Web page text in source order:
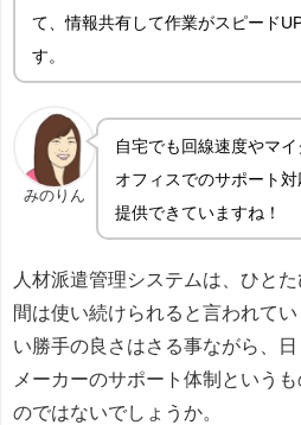
て、情報共有して作業がスピード
す。
みのりん
自宅でも回線速度やマ
オフィスでのサポート
提供できていますね！
人材派遣管理システムは、ひと
間は使い続けられると言われて
い勝手の良さはさる事ながら、
メーカーのサポート体制という
のではないでしょうか。